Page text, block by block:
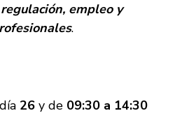
empleo y
.
26y de 09:30 a 14:30